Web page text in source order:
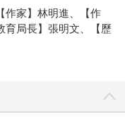
生旅程時，對於他孤
？生命的坎都是關關
緒的牢籠，憂憤之
活動，學生釐清生命
事與議題課程的設
作家】林明進、【作
育局長】張明文、【歷